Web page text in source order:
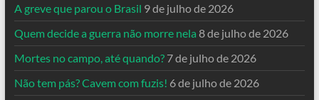
A greve que parou o Brasil 9 de julho de 2026
Quem decide a guerra não morre nela 8 de julho de 2026
Mortes no campo, até quando? 7 de julho de 2026
Não tem pás? Cavem com fuzis! 6 de julho de 2026